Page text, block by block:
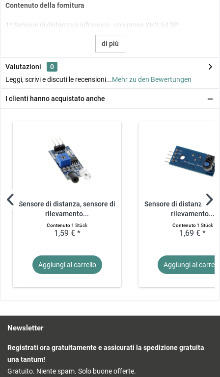
Contenuto della fornitura
1* Sensore di distanza a infrarossi - con presa XH2.54 3P
di più
Valutazioni
0
Leggi, scrivi e discuti le recensioni...Mehr zu den Bewertungen
I clienti hanno acquistato anche
Sensore di distanza, sensore di
rilevamento...
Contenuto1 Stück
1,59 € *
Aggiungi al carrello
Sensore di distanza,
rilevamento...
Contenuto1 Stück
1,69 € *
Aggiungi al
Newsletter
Registrati ora gratuitamente e assicurati la spedizione gratuita
una tantum!
Gratuito. Niente spam. Solo buone offerte.